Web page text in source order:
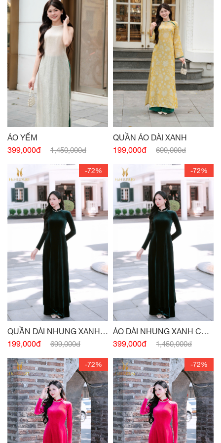
ÁO YẾM
399,000đ
1,450,000đ
QUẦN ÁO DÀI XANH
199,000đ
699,000đ
-72%
QUẦN DÀI NHUNG XANH
CỔ VỊT
199,000đ 699,000đ
-72%
ÁO DÀI NHUNG XANH CỔ
VỊT
399,000đ 1,450,000đ
-72% -72%